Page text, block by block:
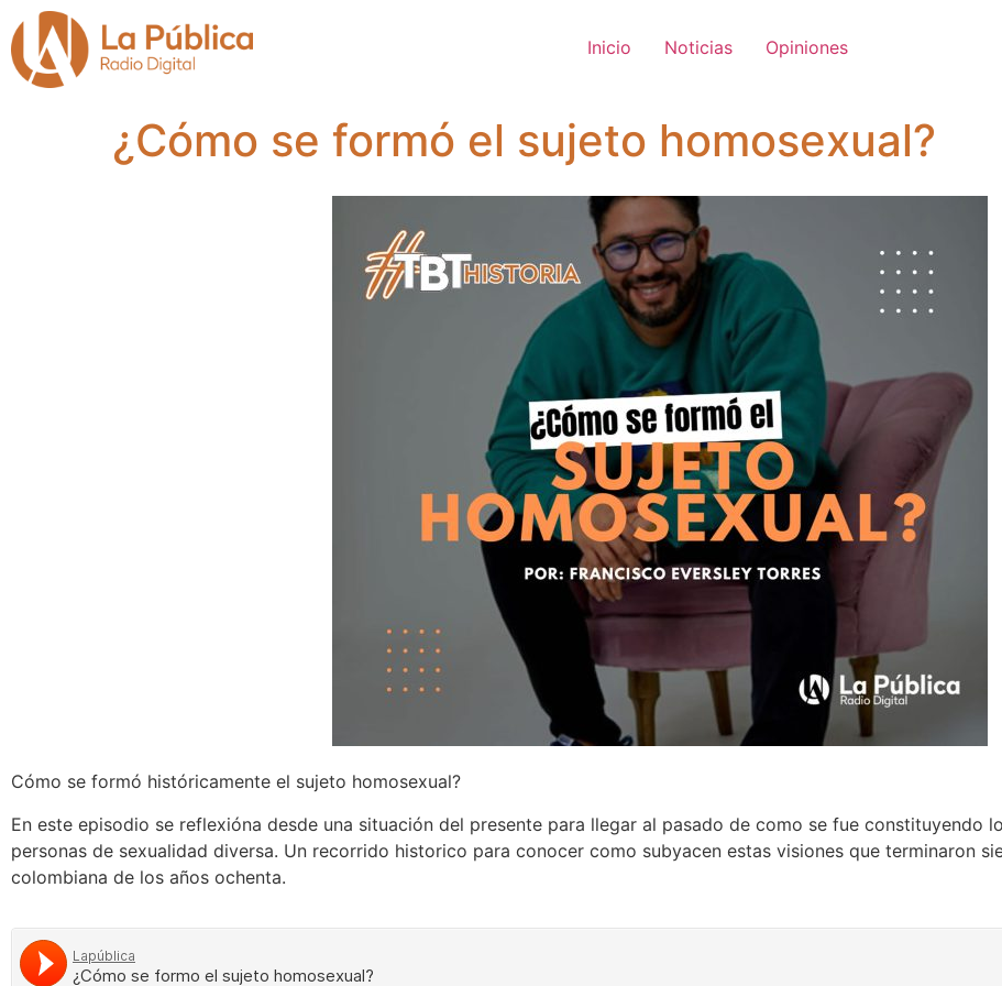
Inicio Noticias Opiniones
¿Cómo se formó el sujeto homosexual?
Cómo se formó históricamente el sujeto homosexual?
En este episodio se reflexióna desde una situación del presente para llegar al pasado de como se fue constituyendo
personas de sexualidad diversa. Un recorrido historico para conocer como subyacen estas visiones que terminaron
colombiana de los años ochenta.